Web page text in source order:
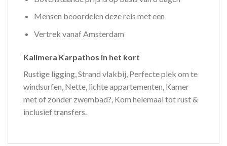
Mensen beoordelen deze reis met een
Vertrek vanaf Amsterdam
Kalimera Karpathos in het kort
Rustige ligging, Strand vlakbij, Perfecte plek om te
windsurfen, Nette, lichte appartementen, Kamer
met of zonder zwembad?, Kom helemaal tot rust &
inclusief transfers.